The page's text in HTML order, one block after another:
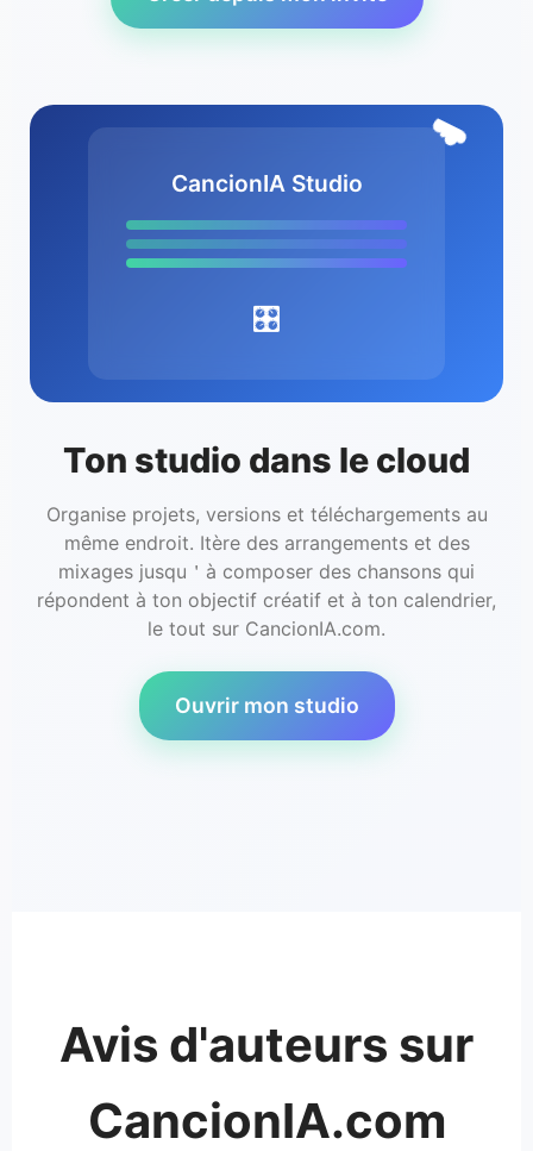
Ton studio dans le cloud
Organise projets, versions et téléchargements au
même endroit. Itère des arrangements et des
mixages jusqu＇à composer des chansons qui
répondent à ton objectif créatif et à ton calendrier,
le tout sur CancionIA.com.
Ouvrir mon studio
CancionIA Studio
🎛️
☁️
Avis d'auteurs sur
CancionIA.com